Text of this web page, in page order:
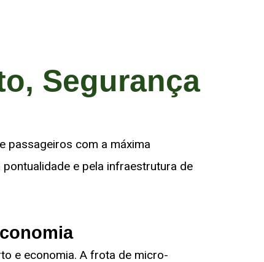
Segurança
passageiros com a máxima
e pela infraestrutura de
e economia. A frota de micro-